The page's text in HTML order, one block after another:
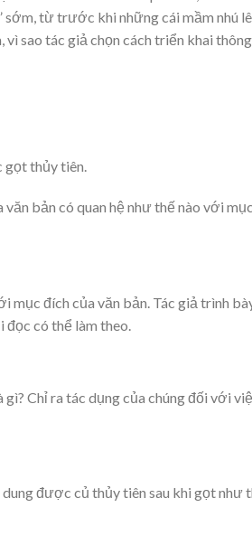
sớm, từ trước khi những cái mầm nhú
vì sao tác giả chọn cách triển khai
thủy tiên.
bản có quan hệ như thế nào với
mục đích của văn bản. Tác giả trình
có thể làm theo.
Chỉ ra tác dụng của chúng đối với
được củ thủy tiên sau khi gọt như